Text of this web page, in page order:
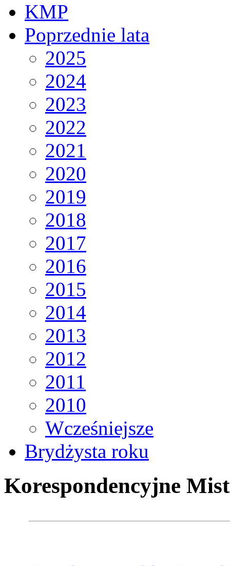
KMP
Poprzednie lata
2025
2024
2023
2022
2021
2020
2019
2018
2017
2016
2015
2014
2013
2012
2011
2010
Wcześniejsze
Brydżysta roku
Korespondencyjne